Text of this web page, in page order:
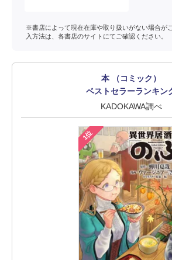
※書店によって現在在庫や取り扱いがない場合が
入方法は、各書店のサイトにてご確認ください。
本 （コミック）
ベストセラーランキン
KADOKAWA調べ
1位